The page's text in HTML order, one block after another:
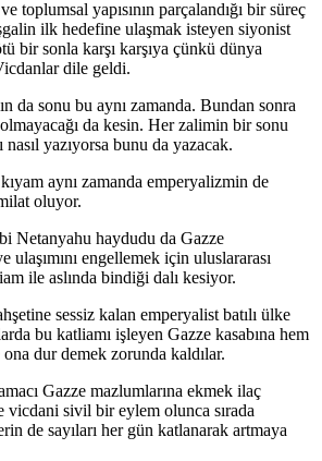
toplumsal yapısının parçalandığı bir süreç
ilk hedefine ulaşmak isteyen siyonist
bir sonla karşı karşıya çünkü dünya
dile geldi.
da sonu bu aynı zamanda. Bundan sonra
da kesin. Her zalimin bir sonu
yazıyorsa bunu da yazacak.
aynı zamanda emperyalizmin de
oluyor.
Netanyahu haydudu da Gazze
ulaşımını engellemek için uluslararası
ile aslında bindiği dalı kesiyor.
sessiz kalan emperyalist batılı ülke
bu katliamı işleyen Gazze kasabına hem
ona dur demek zorunda kaldılar.
Gazze mazlumlarına ekmek ilaç
vicdani sivil bir eylem olunca sırada
de sayıları her gün katlanarak artmaya